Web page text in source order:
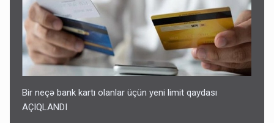
Bir neçə bank kartı olanlar üçün yeni limit qaydası
AÇIQLANDI